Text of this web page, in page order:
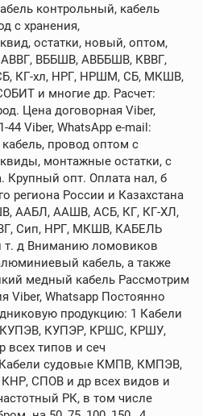
контрольный, кабель
с хранения,
остатки, новый, оптом,
ВББШВ, АВББШВ, КВВГ,
КГ-хл, НРГ, НРШМ, СБ, МКШВ,
и многие др. Расчет:
Цена договорная Viber,
44 Viber, WhatsApp e-mail:
провод оптом с
монтажные остатки, с
Крупный опт. Оплата нал, б
региона России и Казахстана
ААБЛ, ААШВ, АСБ, КГ, КГ-ХЛ,
Сип, НРГ, МКШВ, КАБЕЛЬ
д Вниманию ломовиков
кабель, а также
медный кабель Рассмотрим
Whatsapp Постоянно
продукцию: 1 Кабели
КУПЭВ, КУПЭР, КРШС, КРШУ,
всех типов и сеч
Кабели судовые КМПВ, КМПЭВ,
СПОВ и др всех видов и
РК, в том числе